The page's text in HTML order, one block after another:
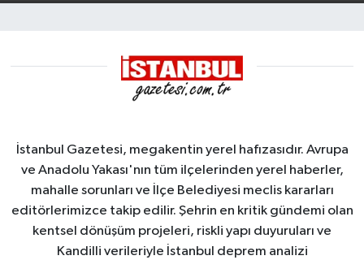
İstanbul Gazetesi, megakentin yerel hafızasıdır. Avrupa
ve Anadolu Yakası'nın tüm ilçelerinden yerel haberler,
mahalle sorunları ve İlçe Belediyesi meclis kararları
editörlerimizce takip edilir. Şehrin en kritik gündemi olan
kentsel dönüşüm projeleri, riskli yapı duyuruları ve
Kandilli verileriyle İstanbul deprem analizi